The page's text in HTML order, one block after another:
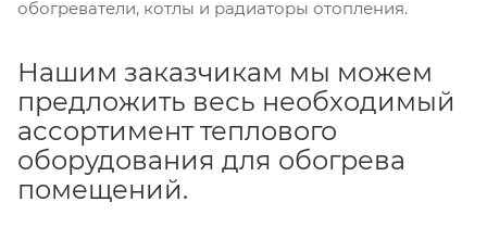
обогреватели, котлы и радиаторы отопления.
Нашим заказчикам мы можем
предложить весь необходимый
ассортимент теплового
оборудования для обогрева
помещений.